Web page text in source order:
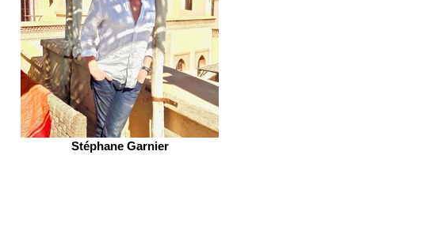
Stéphane Garnier